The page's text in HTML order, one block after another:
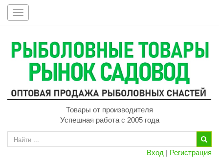
Toggle
navigation
Товары от производителя
Успешная работа с 2005 года
Вход | Регистрация